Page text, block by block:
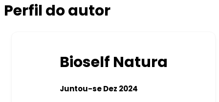
Perfil do autor
Bioself Natura
Juntou-se Dez 2024